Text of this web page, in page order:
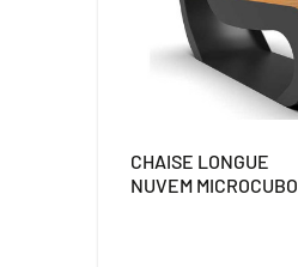
CHAISE LONGUE
NUVEM MICROCUBO